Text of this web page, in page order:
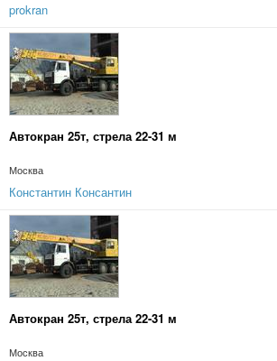
prokran
Автокран 25т, стрела 22-31 м
Москва
Константин Консантин
Автокран 25т, стрела 22-31 м
Москва